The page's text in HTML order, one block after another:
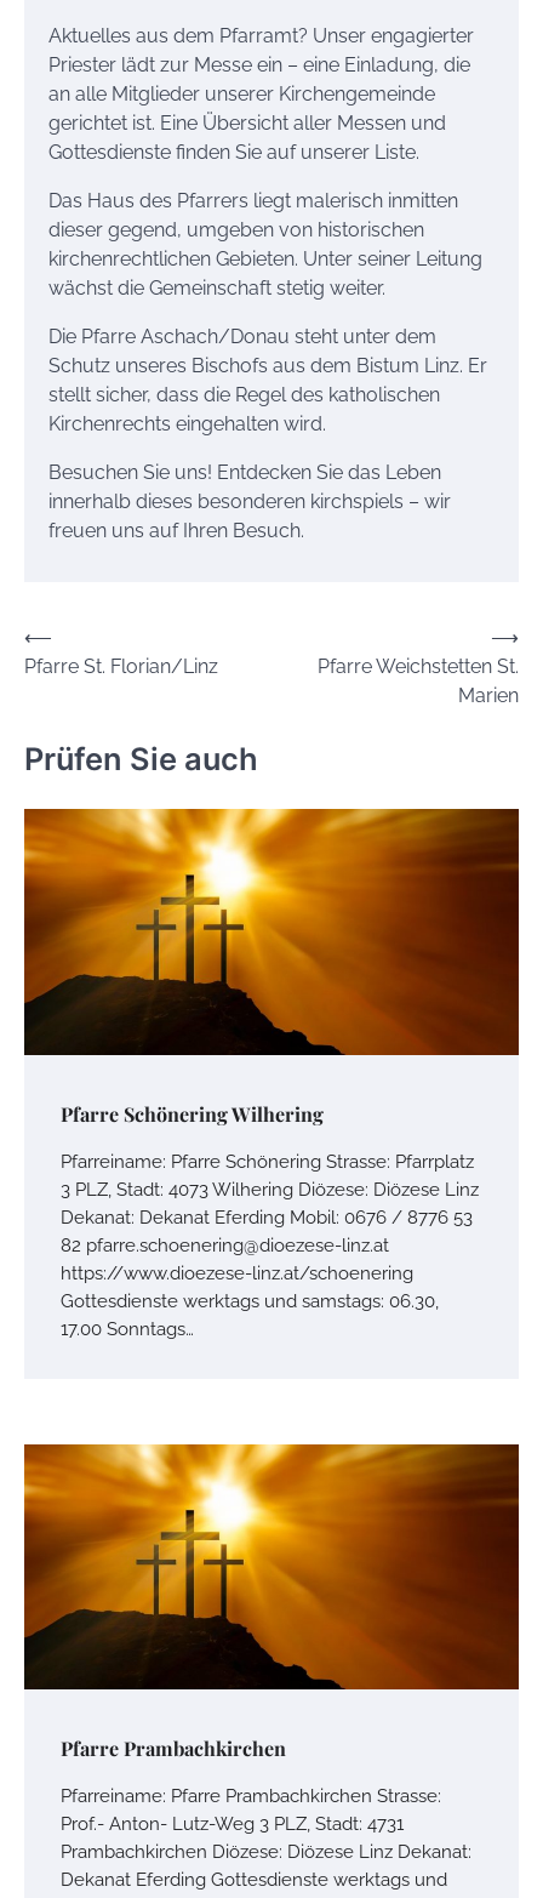
Aktuelles aus dem Pfarramt? Unser engagierter
Priester lädt zur Messe ein – eine Einladung, die
an alle Mitglieder unserer Kirchengemeinde
gerichtet ist. Eine Übersicht aller Messen und
Gottesdienste finden Sie auf unserer Liste.
Das Haus des Pfarrers liegt malerisch inmitten
dieser gegend, umgeben von historischen
kirchenrechtlichen Gebieten. Unter seiner Leitung
wächst die Gemeinschaft stetig weiter.
Die Pfarre Aschach/Donau steht unter dem
Schutz unseres Bischofs aus dem Bistum Linz. Er
stellt sicher, dass die Regel des katholischen
Kirchenrechts eingehalten wird.
Besuchen Sie uns! Entdecken Sie das Leben
innerhalb dieses besonderen kirchspiels – wir
freuen uns auf Ihren Besuch.
Beitrags-
Navigation
⟵
Pfarre St. Florian/Linz
Pfarre Weichstetten St.
Marien
⟶
Prüfen Sie auch
Pfarre Schönering Wilhering
Pfarreiname: Pfarre Schönering Strasse: Pfarrplatz
3 PLZ, Stadt: 4073 Wilhering Diözese: Diözese Linz
Dekanat: Dekanat Eferding Mobil: 0676 / 8776 53
82 pfarre.schoenering@dioezese-linz.at
https://www.dioezese-linz.at/schoenering
Gottesdienste werktags und samstags: 06.30,
17.00 Sonntags…
Pfarre Prambachkirchen
Pfarreiname: Pfarre Prambachkirchen Strasse:
Prof.- Anton- Lutz-Weg 3 PLZ, Stadt: 4731
Prambachkirchen Diözese: Diözese Linz Dekanat:
Dekanat Eferding Gottesdienste werktags und